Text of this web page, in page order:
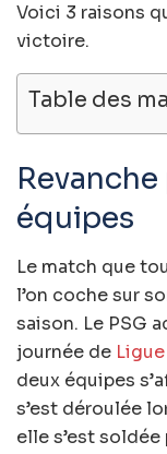
Voici 3 raisons
victoire.
Table des
équipes
Le match que
l’on coche sur
saison. Le PSG
journée de Ligue
deux équipes
s’est déroulée
elle s’est